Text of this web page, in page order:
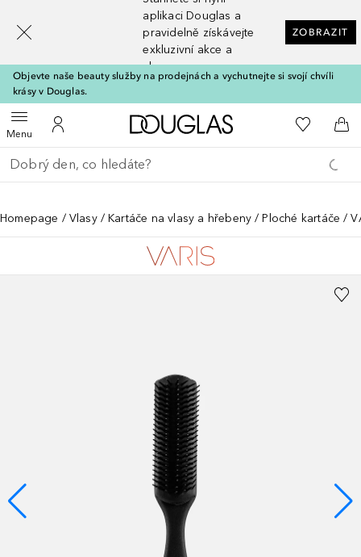
aplikaci Douglas a
pravidelně získávejte
exkluzivní akce a
slevy
ZOBRAZIT
Objevte naše beauty služby na prodejnách a vychutnejte si svojí chvíli
krásy v Douglas.
MenuOtevřít menuK mému účtu
Domů K mému
Do
Vraťte se
Proveďte vyhledávání
Homepage Vlasy Kartáče na vlasy a hřebeny Ploché kartáče
[navigation.slideout.screenreader]